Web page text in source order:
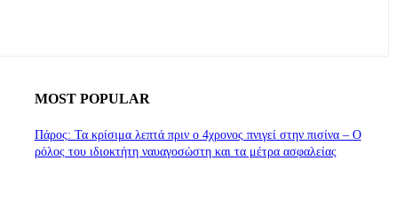
MOST POPULAR
Πάρος: Τα κρίσιμα λεπτά πριν ο 4χρονος πνιγεί στην πισίνα – Ο
ρόλος του ιδιοκτήτη ναυαγοσώστη και τα μέτρα ασφαλείας